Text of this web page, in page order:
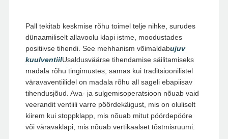
Pall tekitab keskmise rõhu toimel telje nihke, surudes
dünaamiliselt allavoolu klapi istme, moodustades
positiivse tihendi. See mehhanism võimaldabujuv
kuulventiilUsaldusväärse tihendamise säilitamiseks
madala rõhu tingimustes, samas kui traditsioonilistel
väravaventiilidel on madala rõhu all sageli ebapiisav
tihendusjõud. Ava- ja sulgemisoperatsioon nõuab vaid
veerandit ventiili varre pöördekäigust, mis on oluliselt
kiirem kui stoppklapp, mis nõuab mitut pöördepööre
või väravaklapi, mis nõuab vertikaalset tõstmisruumi.